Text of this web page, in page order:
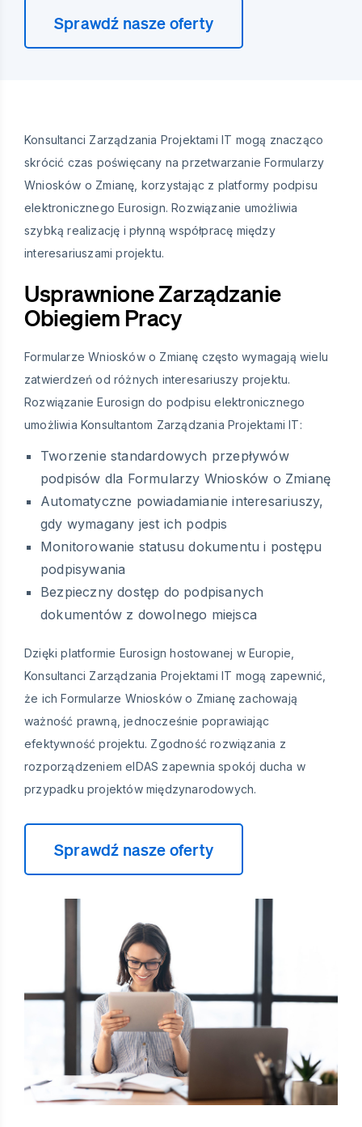
Sprawdź nasze oferty
Konsultanci Zarządzania Projektami IT mogą znacząco
skrócić czas poświęcany na przetwarzanie Formularzy
Wniosków o Zmianę, korzystając z platformy podpisu
elektronicznego Eurosign. Rozwiązanie umożliwia
szybką realizację i płynną współpracę między
interesariuszami projektu.
Usprawnione Zarządzanie
Obiegiem Pracy
Formularze Wniosków o Zmianę często wymagają wielu
zatwierdzeń od różnych interesariuszy projektu.
Rozwiązanie Eurosign do podpisu elektronicznego
umożliwia Konsultantom Zarządzania Projektami IT:
Tworzenie standardowych przepływów
podpisów dla Formularzy Wniosków o Zmianę
Automatyczne powiadamianie interesariuszy,
gdy wymagany jest ich podpis
Monitorowanie statusu dokumentu i postępu
podpisywania
Bezpieczny dostęp do podpisanych
dokumentów z dowolnego miejsca
Dzięki platformie Eurosign hostowanej w Europie,
Konsultanci Zarządzania Projektami IT mogą zapewnić,
że ich Formularze Wniosków o Zmianę zachowają
ważność prawną, jednocześnie poprawiając
efektywność projektu. Zgodność rozwiązania z
rozporządzeniem eIDAS zapewnia spokój ducha w
przypadku projektów międzynarodowych.
Sprawdź nasze oferty